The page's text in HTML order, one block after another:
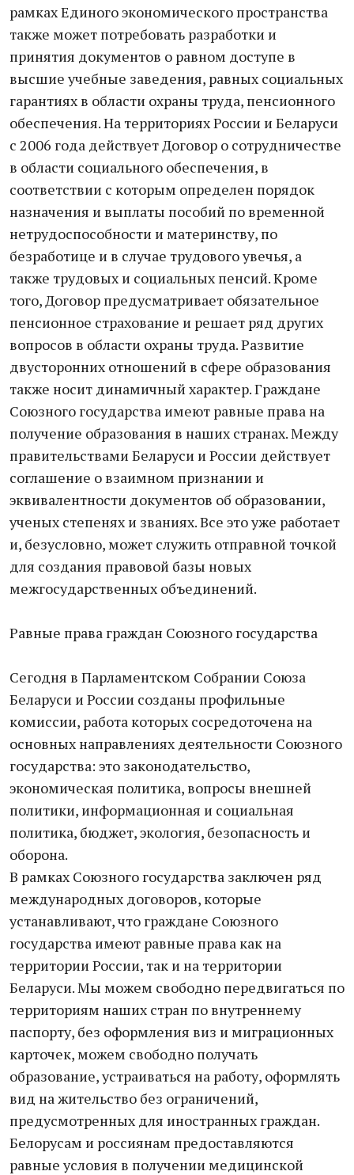
рамках Единого экономического пространства
также может потребовать разработки и
принятия документов о равном доступе в
высшие учебные заведения, равных социальных
гарантиях в области охраны труда, пенсионного
обеспечения. На территориях России и Беларуси
с 2006 года действует Договор о сотрудничестве
в области социального обеспечения, в
соответствии с которым определен порядок
назначения и выплаты пособий по временной
нетрудоспособности и материнству, по
безработице и в случае трудового увечья, а
также трудовых и социальных пенсий. Кроме
того, Договор предусматривает обязательное
пенсионное страхование и решает ряд других
вопросов в области охраны труда. Развитие
двусторонних отношений в сфере образования
также носит динамичный характер. Граждане
Союзного государства имеют равные права на
получение образования в наших странах. Между
правительствами Беларуси и России действует
соглашение о взаимном признании и
эквивалентности документов об образовании,
ученых степенях и званиях. Все это уже работает
и, безусловно, может служить отправной точкой
для создания правовой базы новых
межгосударственных объединений.
Равные права граждан Союзного государства
Сегодня в Парламентском Собрании Союза
Беларуси и России созданы профильные
комиссии, работа которых сосредоточена на
основных направлениях деятельности Союзного
государства: это законодательство,
экономическая политика, вопросы внешней
политики, информационная и социальная
политика, бюджет, экология, безопасность и
оборона.
В рамках Союзного государства заключен ряд
международных договоров, которые
устанавливают, что граждане Союзного
государства имеют равные права как на
территории России, так и на территории
Беларуси. Мы можем свободно передвигаться по
территориям наших стран по внутреннему
паспорту, без оформления виз и миграционных
карточек, можем свободно получать
образование, устраиваться на работу, оформлять
вид на жительство без ограничений,
предусмотренных для иностранных граждан.
Белорусам и россиянам предоставляются
равные условия в получении медицинской